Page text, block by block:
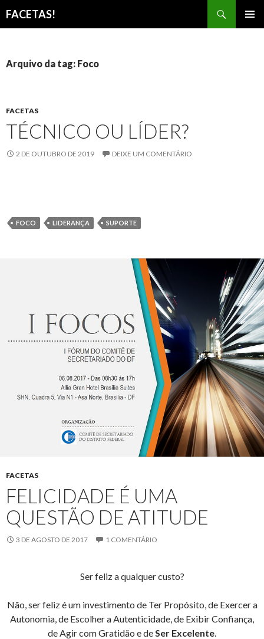
FACETAS!
CONTEÚDO
Arquivo da tag: Foco
FACETAS
TÉCNICO OU LÍDER?
2 DE OUTUBRO DE 2019 DEIXE UM COMENTÁRIO
FOCO LIDERANÇA SUPORTE
FACETAS
FELICIDADE É UMA
QUESTÃO DE ATITUDE
3 DE AGOSTO DE 2017 1 COMENTÁRIO
Ser feliz a qualquer custo?
Não, ser feliz é um investimento de Ter Propósito, de Exercer a
Autonomia, de Escolher a Autenticidade, de Exibir Confiança,
de Agir com Gratidão e deSer Excelente.